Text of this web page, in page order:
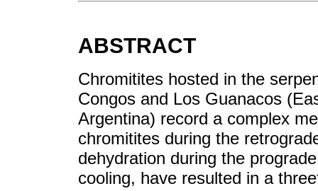
ABSTRACT
Chromitites hosted in the
Congos and Los Guanacos
Argentina) record a complex
chromitites during the
dehydration during the
cooling, have resulted in a